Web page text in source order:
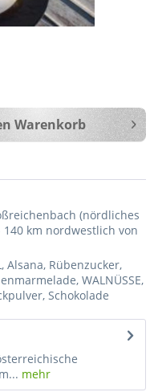
Warenkorb
(nördliches
km nordwestlich von
Alsana, Rübenzucker,
WALNÜSSE,
Schokolade
mehr